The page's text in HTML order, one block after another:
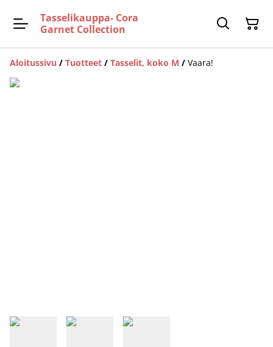
Tasselikauppa- Cora
Garnet Collection
Aloitussivu / Tuotteet / Tasselit, koko M / Vaara!